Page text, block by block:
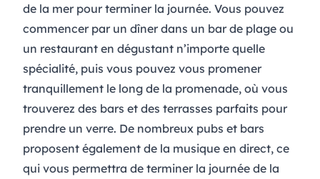
de la mer pour terminer la journée. Vous pouvez
commencer par un dîner dans un bar de plage ou
un restaurant en dégustant n’importe quelle
spécialité, puis vous pouvez vous promener
tranquillement le long de la promenade, où vous
trouverez des bars et des terrasses parfaits pour
prendre un verre. De nombreux pubs et bars
proposent également de la musique en direct, ce
qui vous permettra de terminer la journée de la